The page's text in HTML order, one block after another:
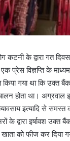
कटनी के द्वारा गत
प्रेस विज्ञप्ति के
गया था कि उक्त
होता था।
इत्यादि से समस्त
के द्वारा इर्षावश
को फीज कर दिया